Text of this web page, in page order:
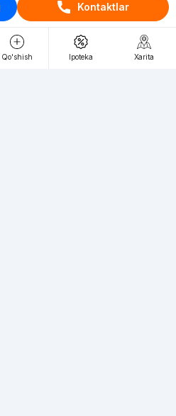
Kontaktlar
Qo'shish Ipoteka Xarita